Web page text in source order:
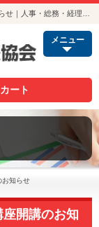
メニュー
ート
お知らせ
開講のお知